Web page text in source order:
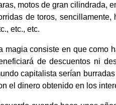
motos de gran cilindrada,
de toros,
etc., etc.
magia consiste en que como
de descuentos ni
capitalista serían
el dinero obtenido en los